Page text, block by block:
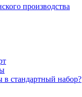
производства
стандартный набор?